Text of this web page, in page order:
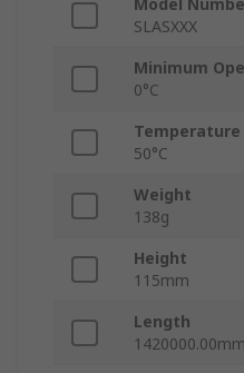
Model
SLASXXX
Minimum
0°C
50°C
Weight
138g
Height
115mm
Length
1420000.00mm